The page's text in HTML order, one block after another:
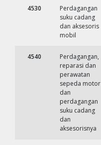
4530
Perdagangan
suku cadang
dan aksesoris
mobil
4540
Perdagangan,
reparasi dan
perawatan
sepeda motor
dan
perdagangan
suku cadang
dan
aksesorisnya